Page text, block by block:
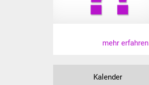
Stadtwerke
Suenergie
mehr erfahren
Kalender